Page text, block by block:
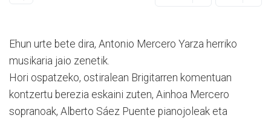
Ehun urte bete dira, Antonio Mercero Yarza herriko
musikaria jaio zenetik.
Hori ospatzeko, ostiralean Brigitarren komentuan
kontzertu berezia eskaini zuten, Ainhoa Mercero
sopranoak, Alberto Sáez Puente pianojoleak eta